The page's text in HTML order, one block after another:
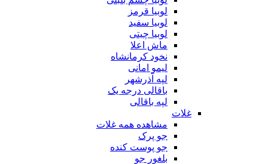
لوبیا قرمز
لوبیا سفید
لوبیا چیتی
ماش اعلا
نخود کرمانشاه
لیمو امانی
لپه آذرشهر
باقالی درجه یک
لپه باقالی
غلات
مشاهده همه غلات
جو پرک
جو پوست کنده
بلغور جو